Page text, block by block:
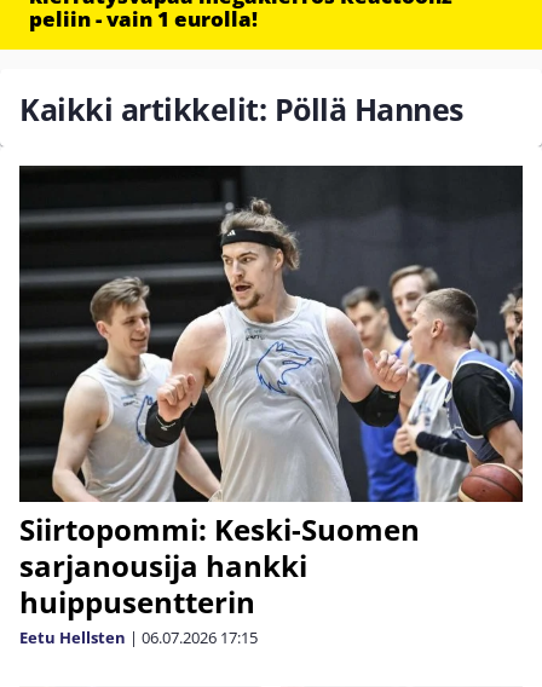
peliin - vain 1 eurolla!
Kaikki artikkelit: Pöllä Hannes
Siirtopommi: Keski-Suomen
sarjanousija hankki
huippusentterin
Eetu Hellsten | 06.07.2026 17:15